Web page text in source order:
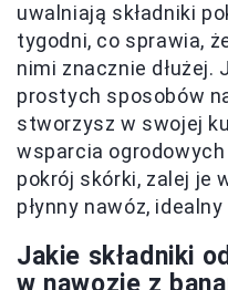
uwalniają składniki
tygodni, co sprawia,
nimi znacznie dłużej.
prostych sposobów
stworzysz w swojej
wsparcia
pokrój skórki, zalej je
płynny nawóz,
Jakie składniki
w nawozie z